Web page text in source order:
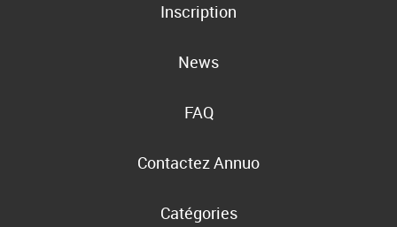
Inscription
News
FAQ
Contactez Annuo
Catégories